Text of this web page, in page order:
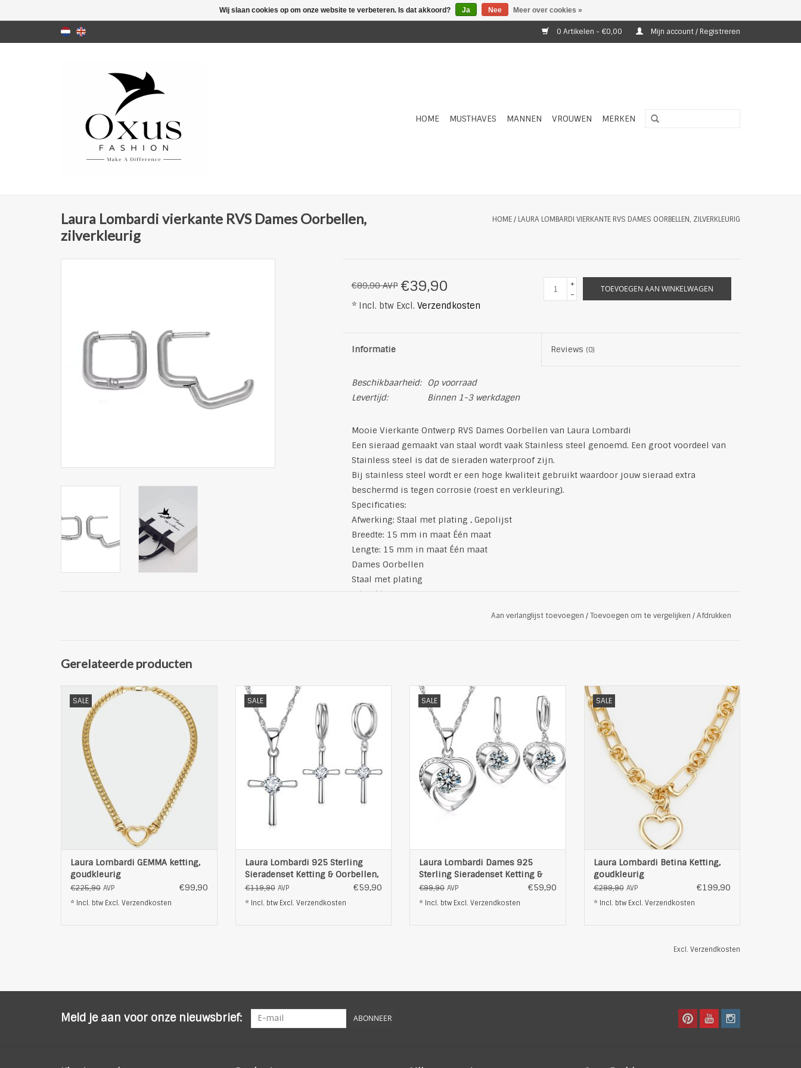
0 Artikelen - €0,00 Mijn account / Registreren
HOME MUSTHAVES MANNEN VROUWEN MERKEN
Laura Lombardi vierkante RVS Dames Oorbellen,
zilverkleurig
HOME/ LAURA LOMBARDI VIERKANTE RVS DAMES OORBELLEN, ZILVERKLEURIG
€89,90 AVP €39,90
* Incl. btw Excl. Verzendkosten
+
-
TOEVOEGEN AAN WINKELWAGEN
Informatie Reviews (0)
Beschikbaarheid:
Op voorraad
Levertijd:
Binnen 1-3 werkdagen
Mooie Vierkante Ontwerp RVS Dames Oorbellen van Laura Lombardi
Een sieraad gemaakt van staal wordt vaak Stainless steel genoemd. Een groot voordeel van
Stainless steel is dat de sieraden waterproof zijn.
Bij stainless steel wordt er een hoge kwaliteit gebruikt waardoor jouw sieraad extra
beschermd is tegen corrosie (roest en verkleuring).
Specificaties:
Afwerking: Staal met plating , Gepolijst
Breedte: 15 mm in maat Één maat
Lengte: 15 mm in maat Één maat
Dames Oorbellen
Staal met plating
zilverkleurig
Aan verlanglijst toevoegen /Toevoegen om te vergelijken /Afdrukken
Gerelateerde producten
SALE
Stijlvolle ketting van Laura Lombardi
Coating: 18K verguld
Hoofdmateriaal: Roestvrij staal
Sluiting: Karabijnhaaksluiting
Breedte: 2.2 cm bij maat One Size
Lengte: 40 cm bij maat One Size
TOEVOEGEN AAN WINKELWAGEN
Laura Lombardi GEMMA ketting,
goudkleurig
€225,90 AVP €99,90
* Incl. btw Excl. Verzendkosten
SALE
Trendy Ketting van Laura Lombardi
Details:
2 stks, ketting, oorbellen.
Ketting: Lengte 45 centimeter
Oorbel lengte: One Size
Metaalstempel: 925 Sterling
Materiaaloppervlak: zilver
Materiaalkleur: zilverkleur
Steen: zirkonia
Stijl: Modieus
TOEVOEGEN AAN WINKELWAGEN
Laura Lombardi 925 Sterling
Sieradenset Ketting & Oorbellen,
zilver
€119,90 AVP €59,90
* Incl. btw Excl. Verzendkosten
SALE
Trendy Ketting van Laura Lombardi
Details:
2 stks, ketting, oorbellen.
Ketting: Lengte 45 centimeter
Oorbel lengte: One Size
Metaalstempel: 925 Sterling
Materiaaloppervlak: zilver
Materiaalkleur: zilverkleur
Steen: zirkonia
Stijl: Modieus
Laura Lombardi Dames 925
Sterling Sieradenset Ketting &
Oorbellen, zilver
€99,90 AVP €59,90
* Incl. btw Excl. Verzendkosten
SALE
Stijlvolle Ketting van Laura Lombardi
Afwerking: Geplatineerd, gepolijst
Breedte: 2.7 cm bij maat One Size
Lengte: 44 cm bij maat One Size
Stijl: Vintage
Gelegenheid: Dagelijkse gelegenheid
Seizoen
TOEVOEGEN AAN WINKELWAGEN
Laura Lombardi Betina Ketting,
goudkleurig
€299,90 AVP €199,90
* Incl. btw Excl. Verzendkosten
Excl. Verzendkosten
Meld je aan voor onze nieuwsbrief: ABONNEER
Wij slaan cookies op om onze website te verbeteren. Is dat akkoord? Ja Nee Meer over cookies »